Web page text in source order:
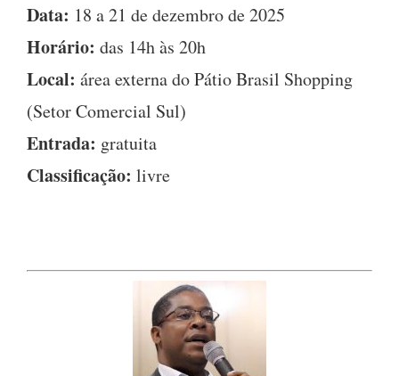
Data: 18 a 21 de dezembro de 2025
Horário: das 14h às 20h
Local: área externa do Pátio Brasil Shopping
(Setor Comercial Sul)
Entrada: gratuita
Classificação: livre